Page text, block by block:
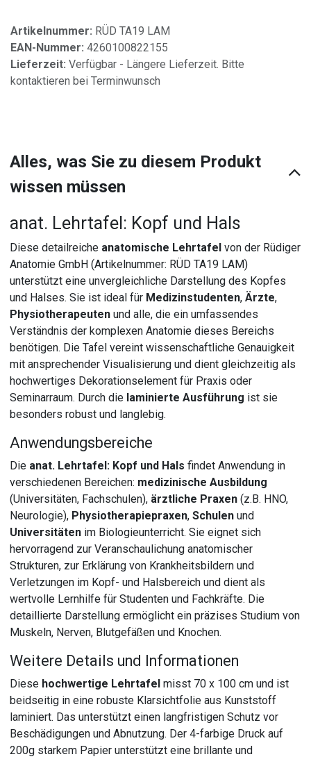
Artikelnummer: RÜD TA19 LAM
EAN-Nummer: 4260100822155
Lieferzeit: Verfügbar - Längere Lieferzeit. Bitte
kontaktieren bei Terminwunsch
Alles, was Sie zu diesem Produkt
wissen müssen
anat. Lehrtafel: Kopf und Hals
Diese detailreiche anatomische Lehrtafel von der Rüdiger
Anatomie GmbH (Artikelnummer: RÜD TA19 LAM)
unterstützt eine unvergleichliche Darstellung des Kopfes
und Halses. Sie ist ideal für Medizinstudenten,Ärzte,
Physiotherapeuten und alle, die ein umfassendes
Verständnis der komplexen Anatomie dieses Bereichs
benötigen. Die Tafel vereint wissenschaftliche Genauigkeit
mit ansprechender Visualisierung und dient gleichzeitig als
hochwertiges Dekorationselement für Praxis oder
Seminarraum. Durch die laminierte Ausführung ist sie
besonders robust und langlebig.
Anwendungsbereiche
Die anat. Lehrtafel: Kopf und Hals findet Anwendung in
verschiedenen Bereichen: medizinische Ausbildung
(Universitäten, Fachschulen), ärztliche Praxen (z.B. HNO,
Neurologie), Physiotherapiepraxen,Schulen und
Universitäten im Biologieunterricht. Sie eignet sich
hervorragend zur Veranschaulichung anatomischer
Strukturen, zur Erklärung von Krankheitsbildern und
Verletzungen im Kopf- und Halsbereich und dient als
wertvolle Lernhilfe für Studenten und Fachkräfte. Die
detaillierte Darstellung ermöglicht ein präzises Studium von
Muskeln, Nerven, Blutgefäßen und Knochen.
Weitere Details und Informationen
Diese hochwertige Lehrtafel misst 70 x 100 cm und ist
beidseitig in eine robuste Klarsichtfolie aus Kunststoff
laminiert. Das unterstützt einen langfristigen Schutz vor
Beschädigungen und Abnutzung. Der 4-farbige Druck auf
200g starkem Papier unterstützt eine brillante und